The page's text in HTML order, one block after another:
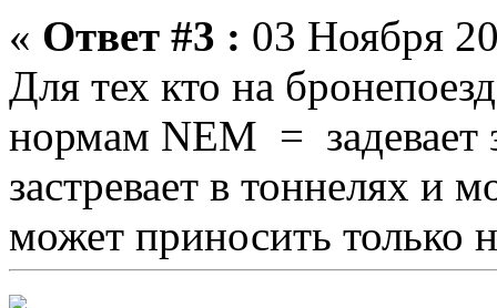
« Ответ #3 : 03 Ноября
Для тех кто на
нормам NEM = задевает
застревает в тоннелях и
может приносить только